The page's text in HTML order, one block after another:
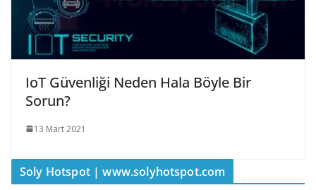
IoT Güvenliği Neden Hala Böyle Bir
Sorun?
13 Mart 2021
Soly Hotspot | www.solyhotspot.com